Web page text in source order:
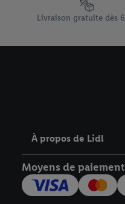
Élément du pied de page
Livraison gratuite dès
À propos de Lidl
Moyens de paiement